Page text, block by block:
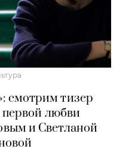
смотрим тизер
любви
и Светланой